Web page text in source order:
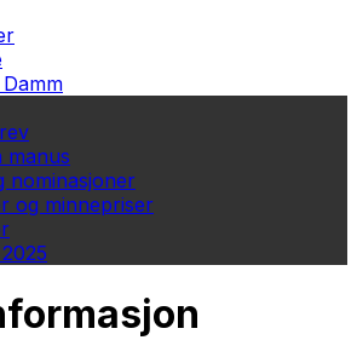
manus
nominasjoner
og minnepriser